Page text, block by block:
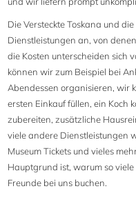
Die Versteckte Toskana und
Dienstleistungen an, von
die Kosten unterscheiden sich
können wir zum Beispiel bei
Abendessen organisieren, wir
ersten Einkauf füllen, ein Koch
zubereiten, zusätzliche
viele andere Dienstleistungen
Museum Tickets und vieles
Hauptgrund ist, warum so
Freunde bei uns buchen.